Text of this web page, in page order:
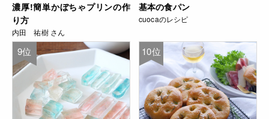
濃厚!簡単かぼちゃプリンの作
り方
内田 祐樹 さん
基本の食パン
cuocaのレシピ
9位 10位